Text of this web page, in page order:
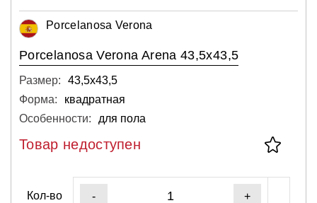
Porcelanosa Verona
Porcelanosa Verona Arena 43,5x43,5
Размер:
43,5х43,5
Форма:
квадратная
Особенности:
для пола
Товар недоступен
Кол-во - +